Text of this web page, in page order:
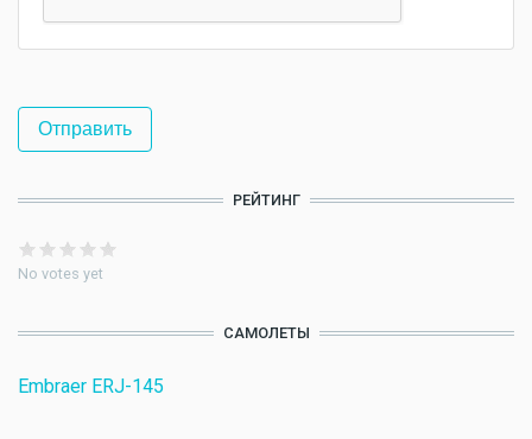
РЕЙТИНГ
No votes yet
САМОЛЕТЫ
Embraer ERJ-145